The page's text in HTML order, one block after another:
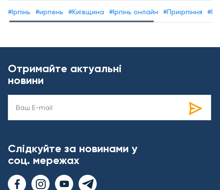
#Ірпінь #ирпень #Київщина #Ірпінь онлайн #Приірпіння
Отримайте актуальні
новини
Слідкуйте за новинами у
соц. мережах